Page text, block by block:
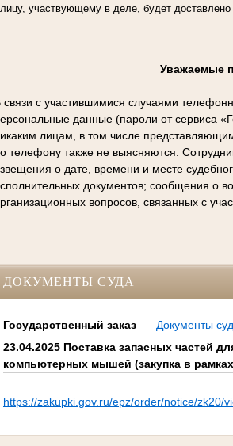
участвующему в деле, будет
Уважаемые
связи с участившимися случаями
данные (пароли от сервиса
лицам, в том числе
телефону также не выясняются.
о дате, времени и месте
документов; сообщения о
вопросов, связанных с
ДОКУМЕНТЫ СУДА
Государственный заказ Документы
23.04.2025 Поставка запасных частей
компьютерных мышей (закупка в
https://zakupki.gov.ru/epz/order/notice/zk20/